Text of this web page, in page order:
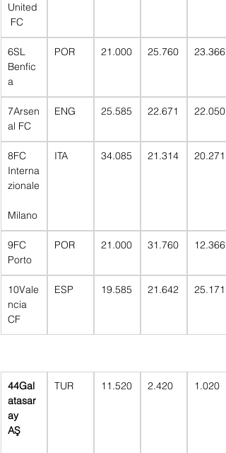
United
FC
6SL
Benfic
a
POR 21.000 25.760 23.366
7Arsen
al FC
ENG 25.585 22.671 22.050
8FC
Interna
zionale
Milano
ITA 34.085 21.314 20.271
9FC
Porto
POR 21.000 31.760 12.366
10Vale
ncia
CF
ESP 19.585 21.642 25.171
44Gal
atasar
ay
AŞ
TUR 11.520 2.420 1.020